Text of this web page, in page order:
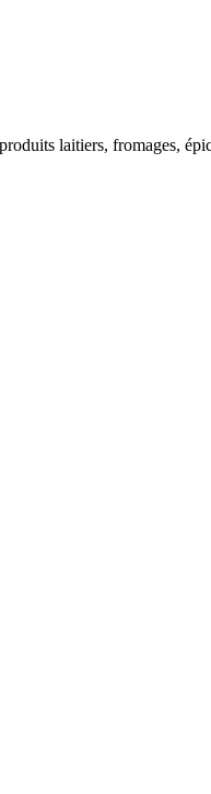
laitiers, fromages,